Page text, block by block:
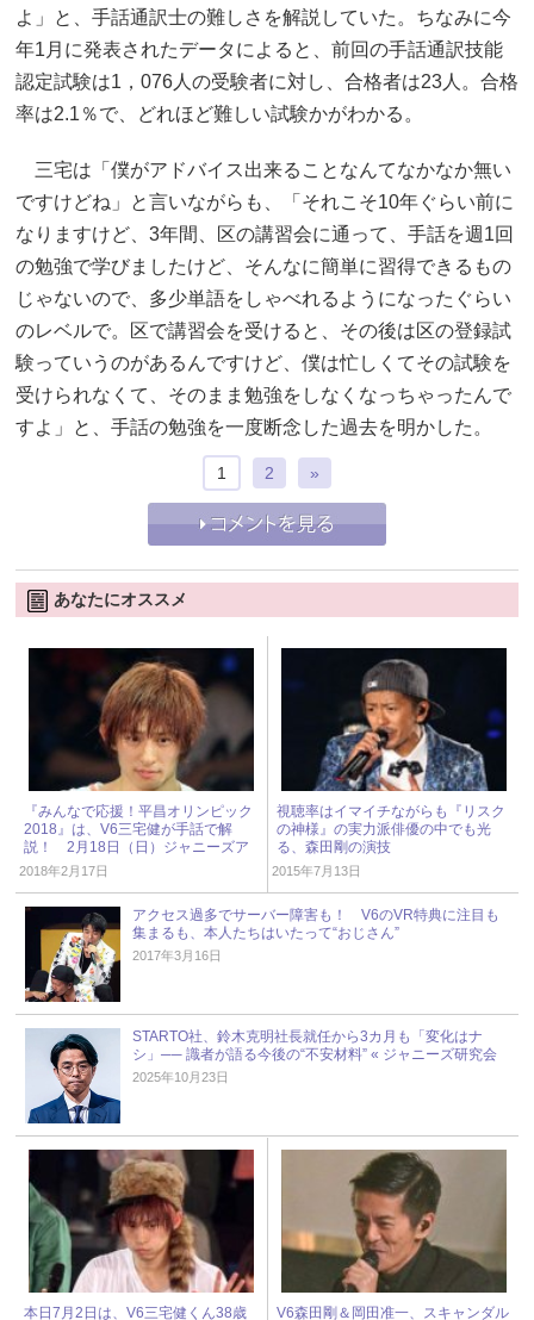
よ」と、手話通訳士の難しさを解説していた。ちなみに今
年1月に発表されたデータによると、前回の手話通訳技能
認定試験は1，076人の受験者に対し、合格者は23人。合格
率は2.1％で、どれほど難しい試験かがわかる。
三宅は「僕がアドバイス出来ることなんてなかなか無い
ですけどね」と言いながらも、「それこそ10年ぐらい前に
なりますけど、3年間、区の講習会に通って、手話を週1回
の勉強で学びましたけど、そんなに簡単に習得できるもの
じゃないので、多少単語をしゃべれるようになったぐらい
のレベルで。区で講習会を受けると、その後は区の登録試
験っていうのがあるんですけど、僕は忙しくてその試験を
受けられなくて、そのまま勉強をしなくなっちゃったんで
すよ」と、手話の勉強を一度断念した過去を明かした。
1 2 »
あなたにオススメ
『みんなで応援！平昌オリンピック
2018』は、V6三宅健が手話で解
説！ 2月18日（日）ジャニーズア
イドル出演情報
2018年2月17日
視聴率はイマイチながらも『リスク
の神様』の実力派俳優の中でも光
る、森田剛の演技
2015年7月13日
アクセス過多でサーバー障害も！ V6のVR特典に注目も
集まるも、本人たちはいたって“おじさん”
2017年3月16日
STARTO社、鈴木克明社長就任から3カ月も「変化はナ
シ」── 識者が語る今後の“不安材料” « ジャニーズ研究会
2025年10月23日
本日7月2日は、V6三宅健くん38歳 V6森田剛＆岡田准一、スキャンダル